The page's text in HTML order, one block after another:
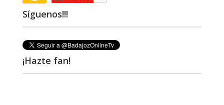
Síguenos!!!
¡Hazte fan!